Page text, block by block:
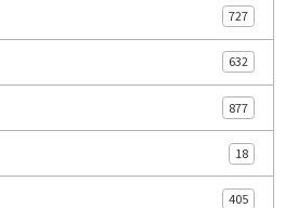
727
632
877
18
405